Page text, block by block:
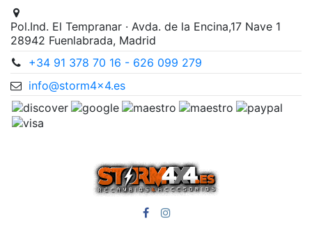
Pol.Ind. El Tempranar · Avda. de la Encina,17 Nave 1
28942 Fuenlabrada, Madrid
+34 91 378 70 16 - 626 099 279
info@storm4x4.es